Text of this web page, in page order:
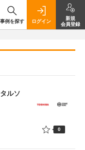
事例を探す ログイン
新規
会員登録
ルソ
0